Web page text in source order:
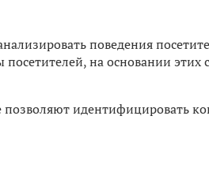
поведения
на основании этих
идентифицировать